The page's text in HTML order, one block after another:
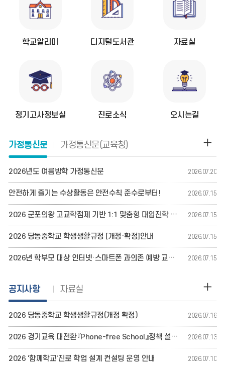
지 음
학교알리미 디지털도서관 자료실
정기고사정보실 진로소식 오시는길
가정통신문 가정통신문(교육청)
2026년도 여름방학 가정통신문 2026.07.20
안전하게 즐기는 수상활동은 안전수칙 준수로부터! 2026.07.15
2026 군포의왕 고교학점제 기반 1:1 맞춤형 대입진학 컨설팅 안내 2026.07.15
2026 당동중학교 학생생활규정 [개정·확정]안내 2026.07.15
2026년 학부모 대상 인터넷·스마트폰 과의존 예방 교육 자료 안내 2026.07.15
정
통
문
게
시
글
더
보
기
공지사항 자료실
2026 당동중학교 학생생활규정(개정 확정) 2026.07.16
2026 경기교육 대전환『Phone-free School』정책 설명회 2026.07.13
2026 '함께학교'진로 학업 설계 컨설팅 운영 안내 2026.07.10
지
사
항
게
시
글